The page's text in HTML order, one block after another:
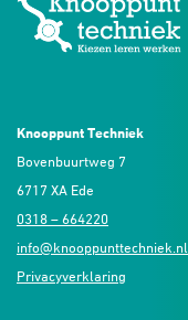
Knooppunt Techniek
Bovenbuurtweg 7
6717 XA Ede
0318 – 664220
info@knooppunttechniek.nl
Privacyverklaring